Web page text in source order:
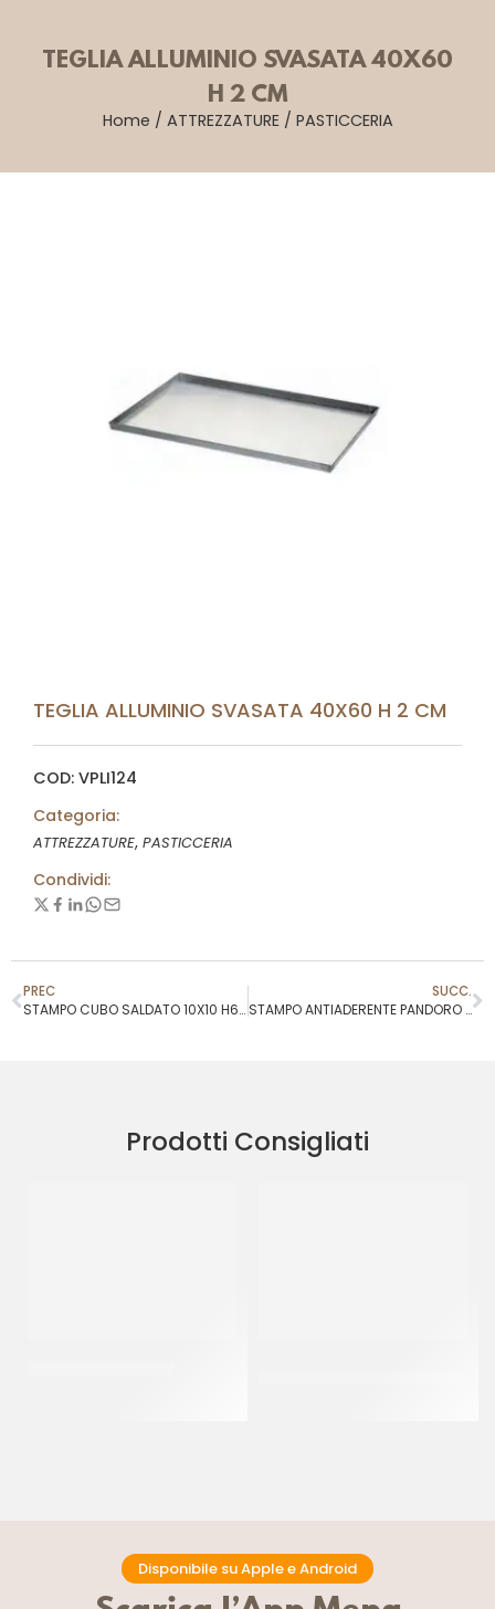
TEGLIA ALLUMINIO SVASATA 40X60
H 2 CM
Home / ATTREZZATURE/ PASTICCERIA
TEGLIA ALLUMINIO SVASATA 40X60 H 2 CM
COD: VPLI124
Categoria:
ATTREZZATURE, PASTICCERIA
Condividi:
PREC
STAMPO CUBO SALDATO 10X10 H6,5 C/COPERCHIO
SUCC.
STAMPO ANTIADERENTE PANDORO 1 KG
Prodotti Consigliati
Disponibile su Apple e Android